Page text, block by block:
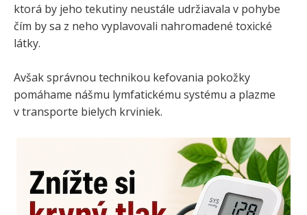
ktorá by jeho tekutiny neustále udržiavala v pohybe
čím by sa z neho vyplavovali nahromadené toxické
látky.
Avšak správnou technikou kefovania pokožky
pomáhame nášmu lymfatickému systému a plazme
v transporte bielych krviniek.